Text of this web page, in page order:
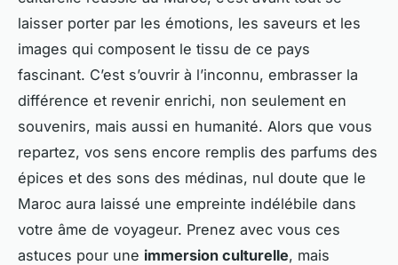
laisser porter par les émotions, les saveurs et les
images qui composent le tissu de ce pays
fascinant. C’est s’ouvrir à l’inconnu, embrasser la
différence et revenir enrichi, non seulement en
souvenirs, mais aussi en humanité. Alors que vous
repartez, vos sens encore remplis des parfums des
épices et des sons des médinas, nul doute que le
Maroc aura laissé une empreinte indélébile dans
votre âme de voyageur. Prenez avec vous ces
astuces pour une immersion culturelle, mais